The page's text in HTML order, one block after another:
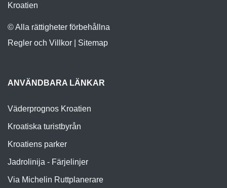
© Alla rättigheter förbehållna
Regler och Villkor| Sitemap
Väderprognos Kroatien
Kroatiska turistbyrån
Kroatiens parker
Jadrolinija - Färjelinjer
Via Michelin Ruttplanerare
Turism i Kroatien